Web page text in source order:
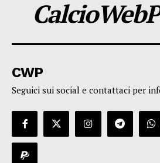
CWP
Seguici sui social e contattaci per